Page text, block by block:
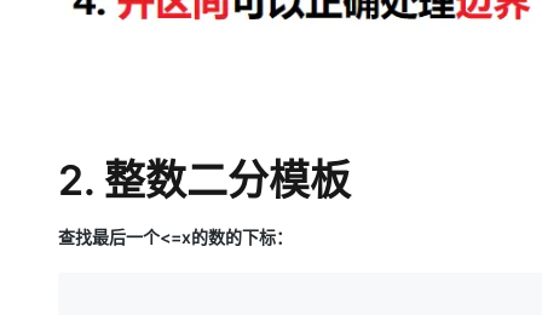
2. 整数二分模板
查找最后一个<=x的数的下标：